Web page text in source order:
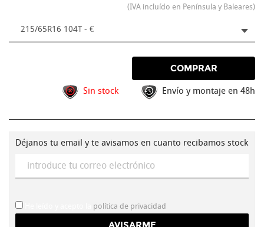
(IVA incluído en Península y Baleares)
215/65R16 104T - €
COMPRAR
Sin stock Envío y montaje en 48h
Déjanos tu email y te avisamos en cuanto recibamos stock
política de privacidad